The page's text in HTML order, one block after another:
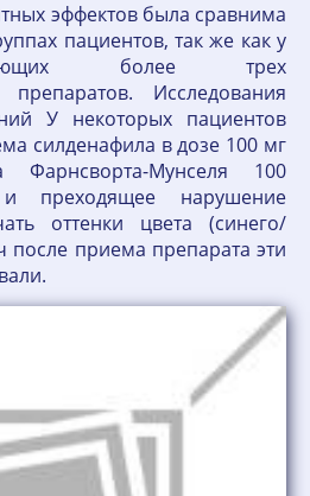
эффектов была сравнима
пациентов, так же как у
более трех
препаратов. Исследования
У некоторых пациентов
силденафила в дозе 100 мг
Мунселя 100
преходящее нарушение
оттенки цвета (синего/
приема препарата эти